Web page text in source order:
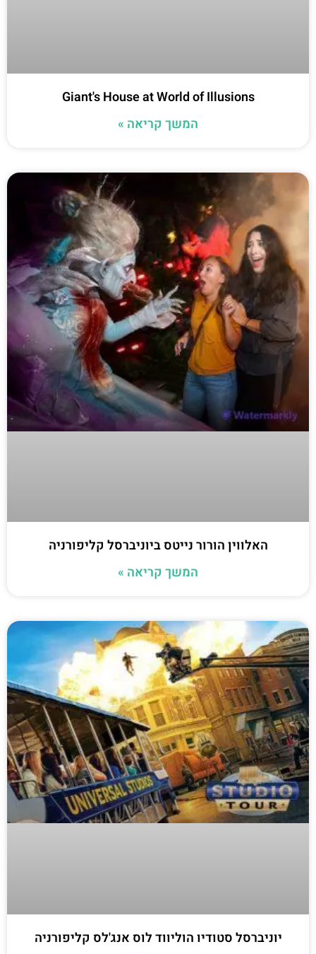
Giant's House at World of Illusions
המשך קריאה »
האלווין הורור נייטס ביוניברסל קליפורניה
המשך קריאה »
יוניברסל סטודיו הוליווד לוס אנג'לס קליפורניה